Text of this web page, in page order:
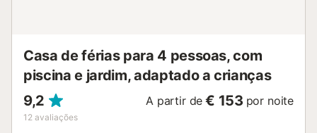
Casa de férias para 4 pessoas, com
piscina e jardim, adaptado a crianças
9,2
12 avaliações
A partir de € 153 por noite